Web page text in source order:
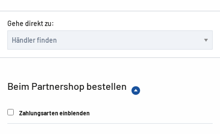
Gehe direkt zu:
Beim Partnershop bestellen
Zahlungsarten einblenden